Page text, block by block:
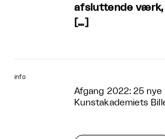
afsluttende værk,
[…]
info
Afgang 2022: 25
Kunstakademiets